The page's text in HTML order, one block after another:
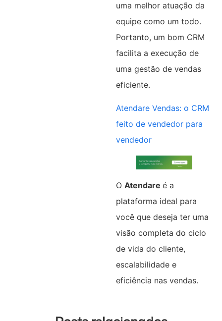
uma melhor atuação da
equipe como um todo.
Portanto, um bom CRM
facilita a execução de
uma gestão de vendas
eficiente.
Atendare Vendas: o CRM
feito de vendedor para
vendedor
O Atendare é a
plataforma ideal para
você que deseja ter uma
visão completa do ciclo
de vida do cliente,
escalabilidade e
eficiência nas vendas.